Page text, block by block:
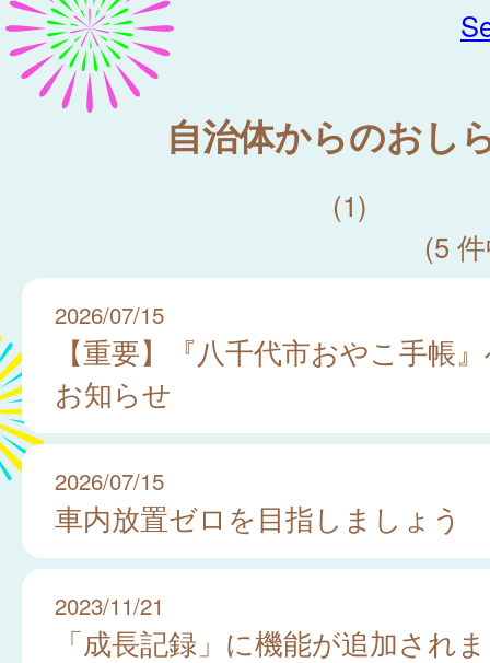
自治体からのおし
(1)
(5
2026/07/15
【重要】『八千代市おやこ手帳
お知らせ
2026/07/15
車内放置ゼロを目指しましょう
2023/11/21
「成長記録」に機能が追加され